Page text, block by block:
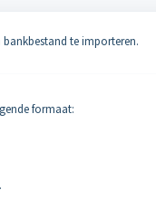
te importeren.
formaat: